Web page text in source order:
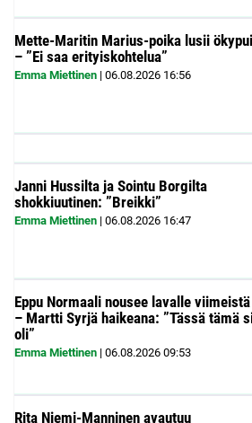
Mette-Maritin Marius-poika lusii
– ”Ei saa erityiskohtelua”
Emma Miettinen | 06.08.2026 16:56
Janni Hussilta ja Sointu Borgilta
shokkiuutinen: ”Breikki”
Emma Miettinen | 06.08.2026 16:47
Eppu Normaali nousee lavalle
– Martti Syrjä haikeana: ”Tässä tämä
oli”
Emma Miettinen | 06.08.2026 09:53
Rita Niemi-Manninen avautuu